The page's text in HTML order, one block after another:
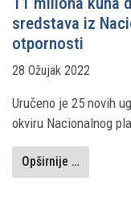
sredstava iz
otpornosti
28 Ožujak 2022
Uručeno je 25 novih
okviru Nacionalnog
Opširnije …